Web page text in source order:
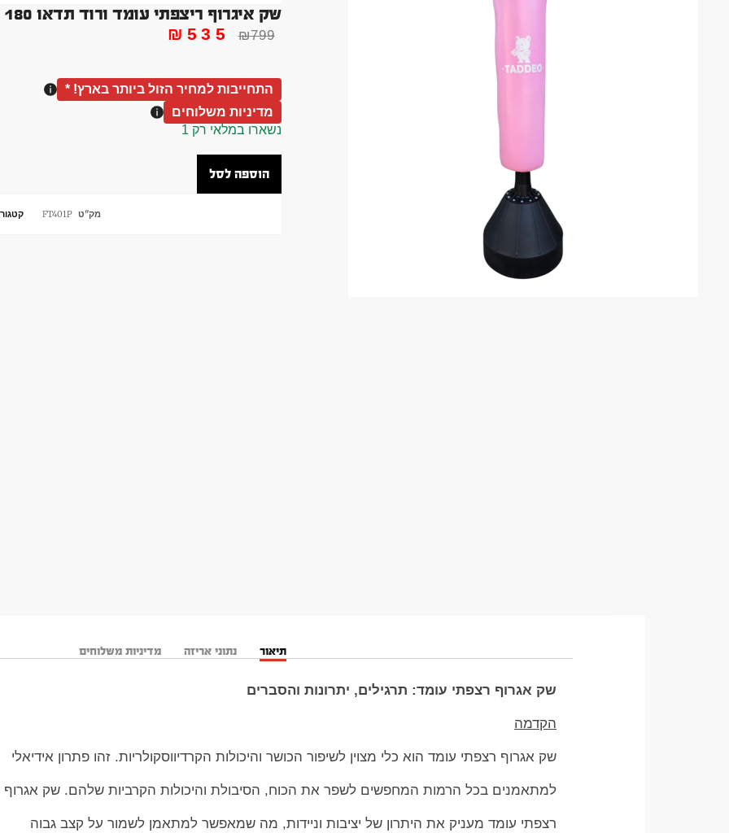
שק איגרוף ריצפתי עומד ורוד תדאו 180 סמ אגרוף בייתי מתצוגה
₪799
₪ 535
התחייבות למחיר הזול ביותר בארץ! *
מדיניות משלוחים
נשארו במלאי רק 1
הוספה לסל
מק"ט FT401P
תיאור נתוני אריזה מדיניות משלוחים
שק אגרוף רצפתי עומד: תרגילים, יתרונות והסברים
הקדמה
שק אגרוף רצפתי עומד הוא כלי מצוין לשיפור הכושר והיכולות הקרדיווסקולריות. זהו פתרון אידיאלי
למתאמנים בכל הרמות המחפשים לשפר את הכוח, הסיבולת והיכולות הקרביות שלהם. שק אגרוף
רצפתי עומד מעניק את היתרון של יציבות וניידות, מה שמאפשר למתאמן לשמור על קצב גבוה